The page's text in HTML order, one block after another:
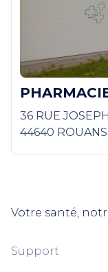
36 RUE
44640 ROUANS
Votre santé,
Support